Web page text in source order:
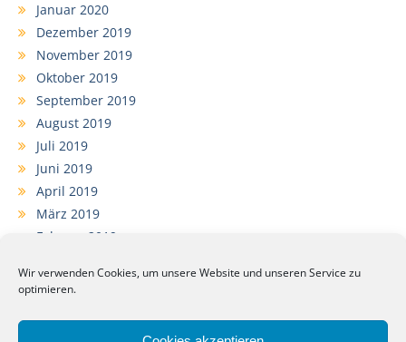
Wir verwenden Cookies, um unsere Website und unseren Service zu
optimieren.
Januar 2020
Dezember 2019
November 2019
Oktober 2019
September 2019
August 2019
Juli 2019
Juni 2019
April 2019
März 2019
Februar 2019
Dezember 2018